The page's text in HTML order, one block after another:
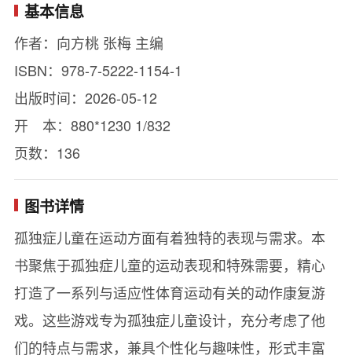
基本信息
作者：向方桃 张梅 主编
ISBN：978-7-5222-1154-1
出版时间：2026-05-12
开 本：880*1230 1/832
页数：136
图书详情
孤独症儿童在运动方面有着独特的表现与需求。本
书聚焦于孤独症儿童的运动表现和特殊需要，精心
打造了一系列与适应性体育运动有关的动作康复游
戏。这些游戏专为孤独症儿童设计，充分考虑了他
们的特点与需求，兼具个性化与趣味性，形式丰富